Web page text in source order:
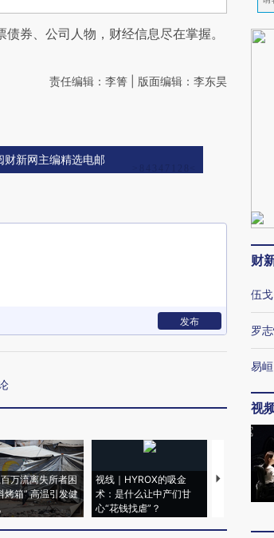
债券、公司人物，财经信息尽在掌握。
责任编辑：李箐 | 版面编辑：李东昊
财新网主编精选电邮
发布
万流离失所者困
烤箱” 高温引发健
视线｜HYROX的吸金
术：是什么让中产们甘
心“花钱找虐”？
马航飞行员
粒摇头丸
财
伍戈
罗
易峘
视